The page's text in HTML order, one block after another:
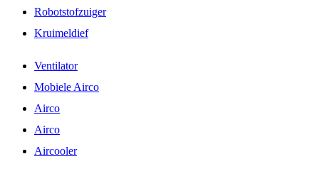
Robotstofzuiger
Kruimeldief
Ventilator
Mobiele Airco
Airco
Airco
Aircooler